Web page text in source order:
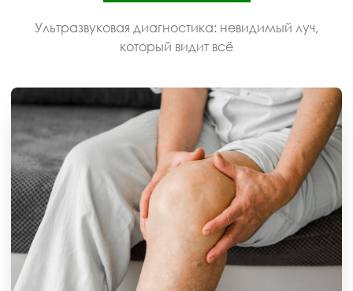
Ультразвуковая диагностика: невидимый луч,
который видит всё